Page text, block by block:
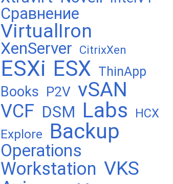
Сравнение
VirtualIron
XenServer CitrixXen
ESXi ESX ThinApp
Books P2V vSAN
VCF DSM Labs HCX
Explore Backup
Operations
Workstation VKS